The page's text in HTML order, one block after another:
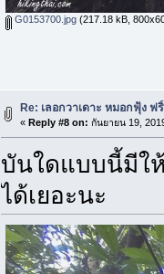
G0153700.jpg(217.18 kB,
Re: เลอกวาเดาะ หมอกฟุ้ง
« Reply #8 on: กันยายน 19,
บันใดแบบนี้มีใ
ได้เยอะนะ